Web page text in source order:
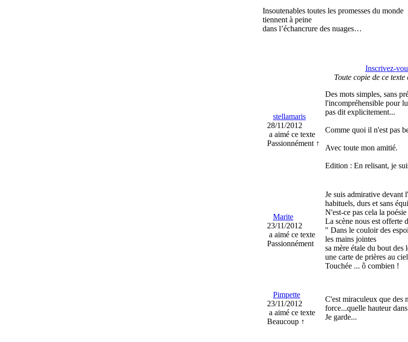
Insoutenables toutes les promesses du monde
tiennent à peine
dans l’échancrure des nuages…
Inscrivez-
Toute copie de ce
stellamaris
28/11/2012
a aimé ce texte
Passionnément ↑
Des mots simples, sans
l'incompréhensible pour
pas dit explicitement...
Comme quoi il n'est pas
Avec toute mon amitié.
Edition : En relisant, je
Marite
23/11/2012
a aimé ce texte
Passionnément
Je suis admirative devant
habituels, durs et sans
N'est-ce pas cela la poésie
La scène nous est offerte
" Dans le couloir des
les mains jointes
sa mère étale du bout des
une carte de prières au
Touchée ... ô combien !
Pimpette
23/11/2012
a aimé ce texte
Beaucoup ↑
C'est miraculeux que des
force...quelle hauteur
Je garde...